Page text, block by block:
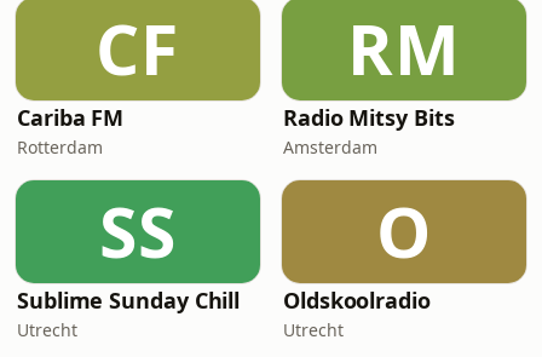
CF
Cariba FM
Rotterdam
RM
Radio Mitsy Bits
Amsterdam
SS
Sublime Sunday Chill
Utrecht
O
Oldskoolradio
Utrecht